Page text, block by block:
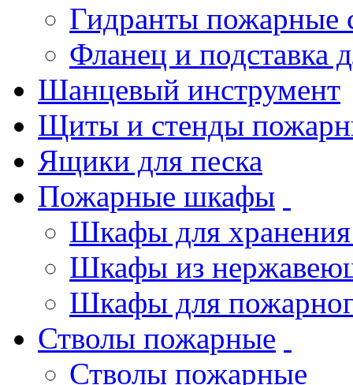
Гидранты пожарные
Фланец и подставка
Шанцевый инструмент
Щиты и стенды
Ящики для песка
Пожарные шкафы
Шкафы для хранения
Шкафы из
Шкафы для
Стволы пожарные
Стволы пожарные